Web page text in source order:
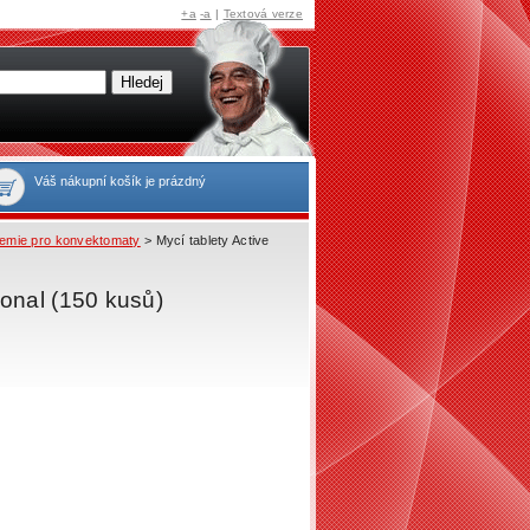
Váš nákupní košík je prázdný
pro konvektomaty > Mycí tablety Active
(150 kusů)
+a -a | Textová verze